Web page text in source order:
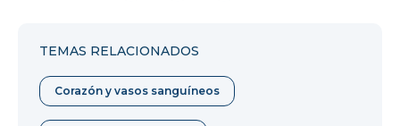
TEMAS RELACIONADOS
Corazón y vasos sanguíneos